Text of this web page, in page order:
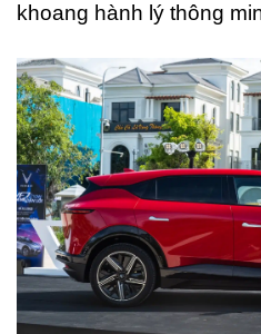
khoang hành lý thông